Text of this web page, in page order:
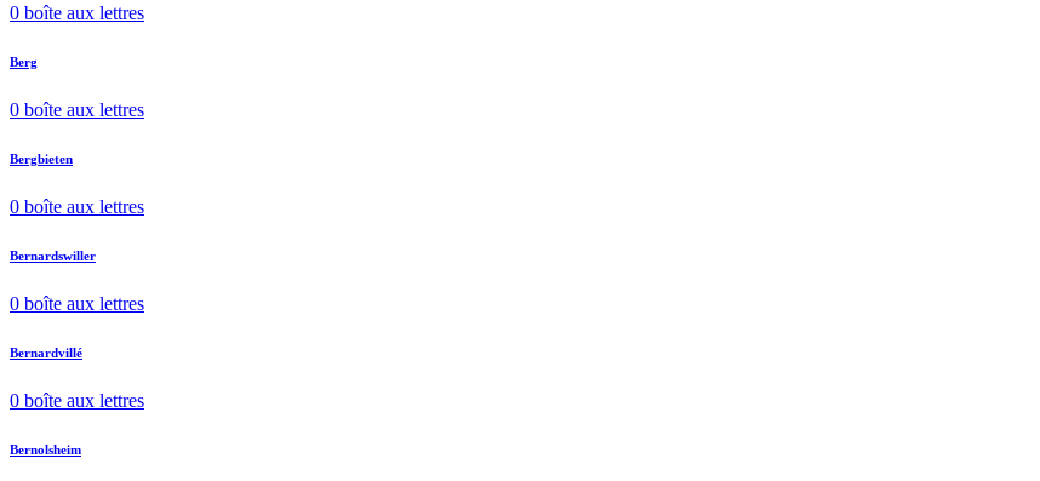
0 boîte aux lettres
Berg
0 boîte aux lettres
Bergbieten
0 boîte aux lettres
Bernardswiller
0 boîte aux lettres
Bernardvillé
0 boîte aux lettres
Bernolsheim